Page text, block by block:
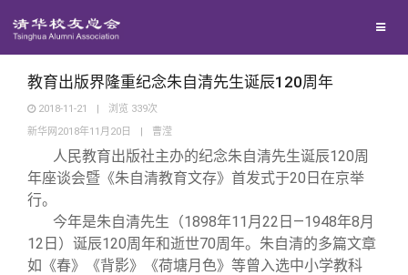
地区联络
年级联络
专业委员会
回馈母校
捐赠项目
捐赠纪事
媒体平台
《水木清华》
百年清华
清华人物
校友服务
教育出版界隆重纪念朱自清先生诞辰120周年
2018-11-21 | 浏览 339次
新华网2018年11月20日
| 曹滢
人民教育出版社主办的纪念朱自清先生诞辰120周
年座谈会暨《朱自清教育文存》首发式于20日在京举
行。
今年是朱自清先生（1898年11月22日—1948年8月
12日）诞辰120周年和逝世70周年。朱自清的多篇文章
如《春》《背影》《荷塘月色》等曾入选中小学教科